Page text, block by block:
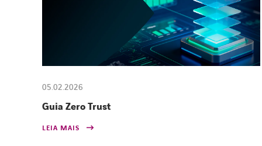
05.02.2026
Guia Zero Trust
LEIA MAIS